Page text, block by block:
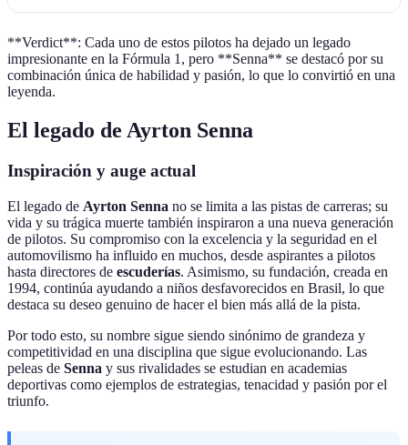
**Verdict**: Cada uno de estos pilotos ha dejado un legado
impresionante en la Fórmula 1, pero **Senna** se destacó por su
combinación única de habilidad y pasión, lo que lo convirtió en una
leyenda.
El legado de Ayrton Senna
Inspiración y auge actual
El legado de Ayrton Senna no se limita a las pistas de carreras; su
vida y su trágica muerte también inspiraron a una nueva generación
de pilotos. Su compromiso con la excelencia y la seguridad en el
automovilismo ha influido en muchos, desde aspirantes a pilotos
hasta directores de escuderías. Asimismo, su fundación, creada en
1994, continúa ayudando a niños desfavorecidos en Brasil, lo que
destaca su deseo genuino de hacer el bien más allá de la pista.
Por todo esto, su nombre sigue siendo sinónimo de grandeza y
competitividad en una disciplina que sigue evolucionando. Las
peleas de Senna y sus rivalidades se estudian en academias
deportivas como ejemplos de estrategias, tenacidad y pasión por el
triunfo.